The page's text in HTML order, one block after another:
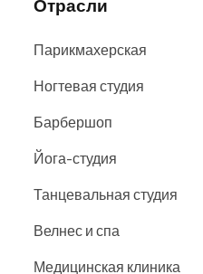
Отрасли
Парикмахерская
Ногтевая студия
Барбершоп
Йога-студия
Танцевальная студия
Велнес и спа
Медицинская клиника